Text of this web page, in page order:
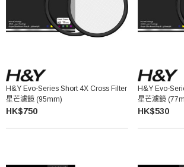
H&Y Evo-Series Short 4X Cross Filter
星芒濾鏡 (95mm)
HK$750
H&Y Evo-
星芒濾鏡
HK$530